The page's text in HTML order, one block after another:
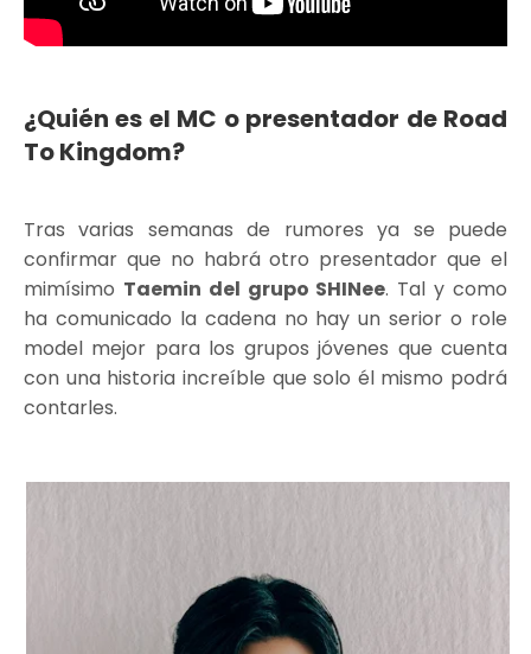
¿Quién es el MC o presentador de Road
To Kingdom?
Tras varias semanas de rumores ya se puede
confirmar que no habrá otro presentador que el
mimísimo Taemin del grupo SHINee. Tal y como
ha comunicado la cadena no hay un serior o role
model mejor para los grupos jóvenes que cuenta
con una historia increíble que solo él mismo podrá
contarles.